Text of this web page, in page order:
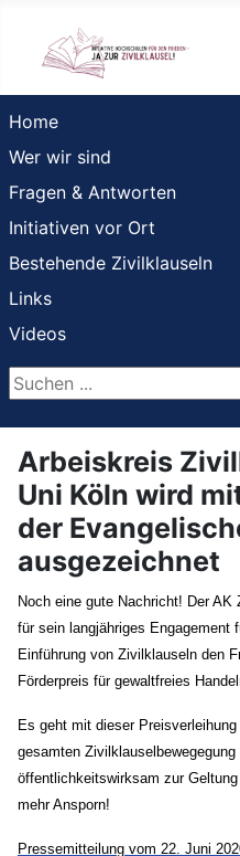
Home
Wer wir sind
Fragen & Antworten
Initiativen vor Ort
Bestehende Zivilklauseln
Links
Videos
Suchen ...
Arbeiskreis
Uni Köln wird
der
ausgezeichnet
Noch eine gute Nachricht! Der
für sein langjähriges Engagement
Einführung von Zivilklauseln den
Förderpreis für gewaltfreies
Es geht mit dieser
gesamten
öffentlichkeitswirksam zur
mehr Ansporn!
Pressemitteilung vom 22. Juni